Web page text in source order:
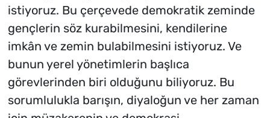
istiyoruz. Bu çerçevede demokratik zeminde
gençlerin söz kurabilmesini, kendilerine
imkân ve zemin bulabilmesini istiyoruz. Ve
bunun yerel yönetimlerin başlıca
görevlerinden biri olduğunu biliyoruz. Bu
sorumlulukla barışın, diyaloğun ve her zaman